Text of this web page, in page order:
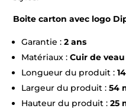
Boite carton avec logo
Garantie :2 ans
Matériaux :Cuir de veau
Longueur du produit :
Largeur du produit :54
Hauteur du produit :25